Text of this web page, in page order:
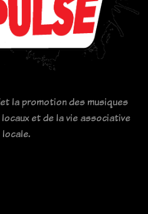
la promotion des musiques
et de la vie associative
locale.